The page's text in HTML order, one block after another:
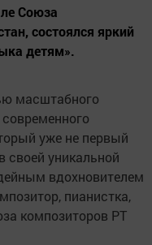
Союза
состоялся яркий
детям».
масштабного
уже не первый
своей уникальной
вдохновителем
пианистка,
композиторов РТ